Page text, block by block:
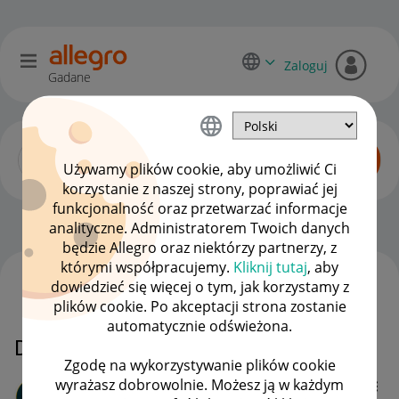
Używamy plików cookie, aby umożliwić Ci
korzystanie z naszej strony, poprawiać jej
funkcjonalność oraz przetwarzać informacje
analityczne. Administratorem Twoich danych
będzie Allegro oraz niektórzy partnerzy, z
którymi współpracujemy. Kliknij tutaj, aby
dowiedzieć się więcej o tym, jak korzystamy z
plików cookie. Po akceptacji strona zostanie
automatycznie odświeżona.
Zgodę na wykorzystywanie plików cookie
wyrażasz dobrowolnie. Możesz ją w każdym
Gadane
Zaloguj
Allegro Delivery OPCJE
Dwie reklamacje
elawydmuch
WSZYSTKIE TEMATY